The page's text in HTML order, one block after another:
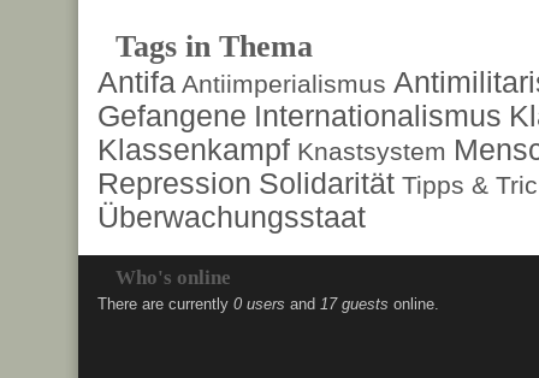
Tags in Thema
Antifa Antiimperialismus
Gefangene Internationalismus
Klassenkampf Knastsystem
Repression Solidarität Tipps &
Überwachungsstaat
Who's online
There are currently 0 users and 17 guests online.